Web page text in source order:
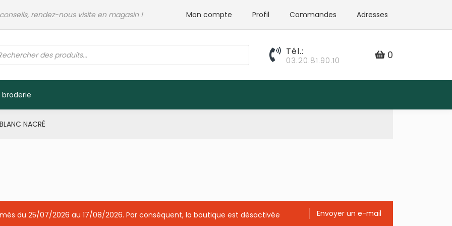
rendez-nous visite en magasin ! Mon compte Profil Commandes Adresses
Tél.:
03.20.81.90.10 0
NACRÉ
Envoyer un e-mail
du 25/07/2026 au 17/08/2026. Par conséquent, la boutique est désactivée